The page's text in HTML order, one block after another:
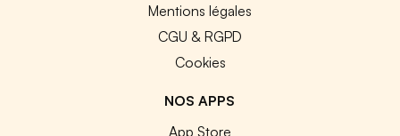
Mentions légales
CGU & RGPD
Cookies
NOS APPS
App Store